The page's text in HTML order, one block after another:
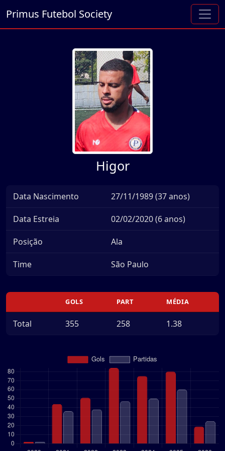
Primus Futebol Society
Higor
Data Nascimento 27/11/1989 (37 anos)
Data Estreia 02/02/2020 (6 anos)
Posição Ala
Time São Paulo
GOLS PART MÉDIA
Total 355 258 1.38